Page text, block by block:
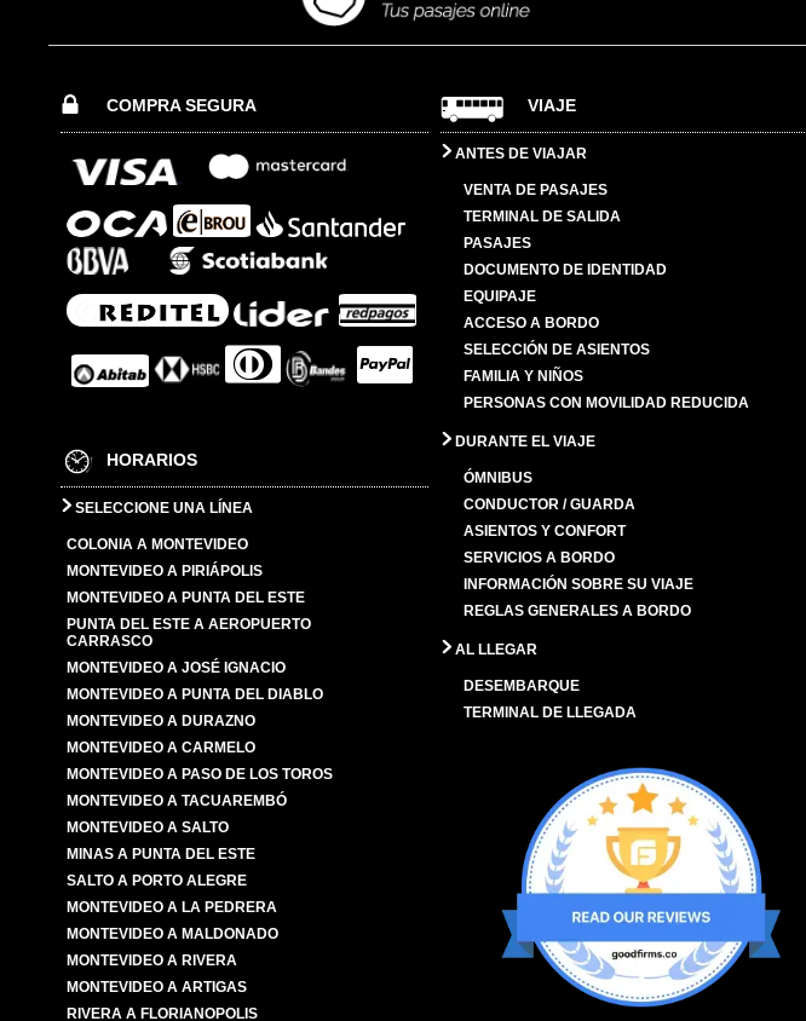
COMPRA SEGURA
HORARIOS
SELECCIONE UNA LÍNEA
COLONIA A MONTEVIDEO
MONTEVIDEO A PIRIÁPOLIS
MONTEVIDEO A PUNTA DEL ESTE
PUNTA DEL ESTE A AEROPUERTO
CARRASCO
MONTEVIDEO A JOSÉ IGNACIO
MONTEVIDEO A PUNTA DEL DIABLO
MONTEVIDEO A DURAZNO
MONTEVIDEO A CARMELO
MONTEVIDEO A PASO DE LOS TOROS
MONTEVIDEO A TACUAREMBÓ
MONTEVIDEO A SALTO
MINAS A PUNTA DEL ESTE
SALTO A PORTO ALEGRE
MONTEVIDEO A LA PEDRERA
MONTEVIDEO A MALDONADO
MONTEVIDEO A RIVERA
MONTEVIDEO A ARTIGAS
RIVERA A FLORIANOPOLIS
VIAJE
ANTES DE VIAJAR
VENTA DE PASAJES
TERMINAL DE SALIDA
PASAJES
DOCUMENTO DE IDENTIDAD
EQUIPAJE
ACCESO A BORDO
SELECCIÓN DE ASIENTOS
FAMILIA Y NIÑOS
PERSONAS CON MOVILIDAD REDUCIDA
DURANTE EL VIAJE
ÓMNIBUS
CONDUCTOR / GUARDA
ASIENTOS Y CONFORT
SERVICIOS A BORDO
INFORMACIÓN SOBRE SU VIAJE
REGLAS GENERALES A BORDO
AL LLEGAR
DESEMBARQUE
TERMINAL DE LLEGADA